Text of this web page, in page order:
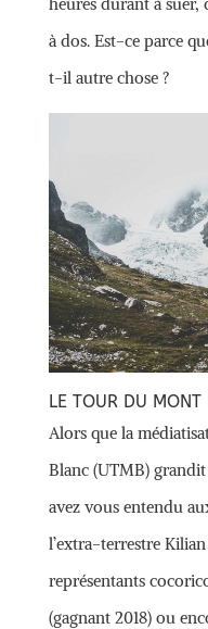
à dos. Est-ce parce
t-il autre chose ?
LE TOUR DU MONT
Alors que la
Blanc (UTMB)
avez vous entendu
l’extra-terrestre
représentants
(gagnant 2018) ou